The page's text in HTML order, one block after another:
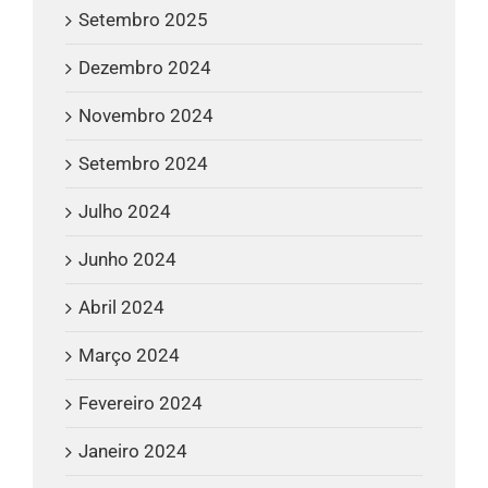
Setembro 2025
Dezembro 2024
Novembro 2024
Setembro 2024
Julho 2024
Junho 2024
Abril 2024
Março 2024
Fevereiro 2024
Janeiro 2024